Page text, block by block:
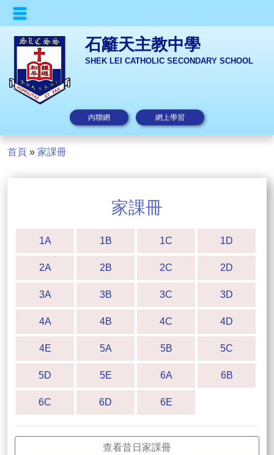
石籬天主教中學
SHEK LEI CATHOLIC SECONDARY SCHOOL
內聯網 網上學習
首頁 » 家課冊
家課冊
1A 1B 1C 1D
2A 2B 2C 2D
3A 3B 3C 3D
4A 4B 4C 4D
4E 5A 5B 5C
5D 5E 6A 6B
6C 6D 6E
查看昔日家課冊